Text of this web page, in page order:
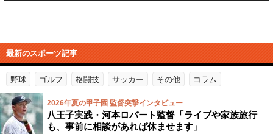
最新のスポーツ記事
野球 ゴルフ 格闘技 サッカー その他 コラム
2026年夏の甲子園 監督突撃インタビュー
八王子実践・河本ロバート監督「ライブや家族旅行
も、事前に相談があれば休ませます」